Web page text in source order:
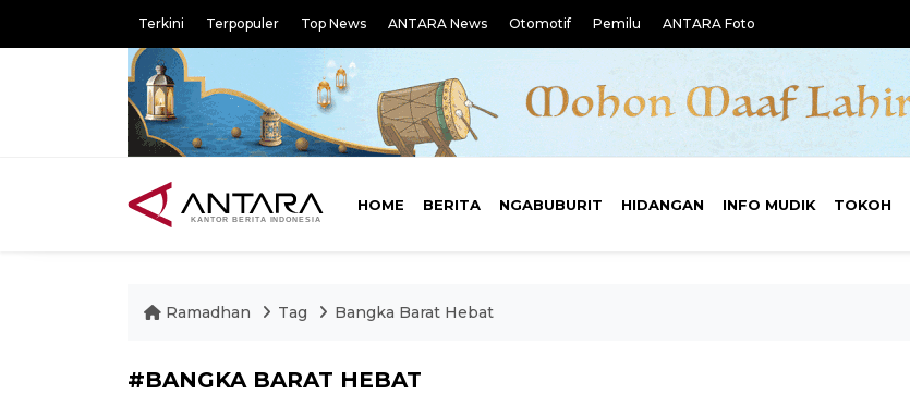
Terkini Terpopuler Top News ANTARA News Otomotif Pemilu ANTARA Foto
HOME BERITA NGABUBURIT HIDANGAN INFO MUDIK TOKOH
Ramadhan Tag Bangka Barat Hebat
#BANGKA BARAT HEBAT